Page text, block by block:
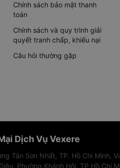
Chính sách bảo mật thanh
toán
Chính sách và quy trình giải
quyết tranh chấp, khiếu nại
Câu hỏi thường gặp
Dịch Vụ Vexere
Tân Sơn Nhất, TP. Hồ Chí Minh,
Phường Khánh Hội, TP Hồ Chí